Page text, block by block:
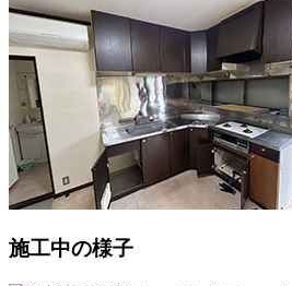
施工中の様子